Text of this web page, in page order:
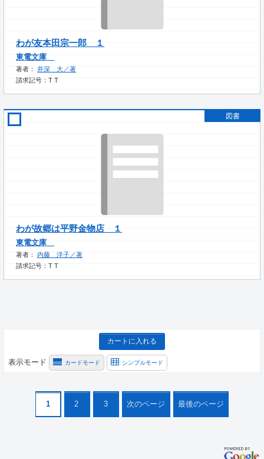
わが友本田宗一郎 １
東電文庫
著者：井深 大／著
請求記号：T T
図書
わが故郷は平野金物店 １
東電文庫
著者： 内藤 洋子／著
請求記号：T T
カートに入れる
表示モード カードモード シンプルモード
1 2 3 次のページ 最後のページ